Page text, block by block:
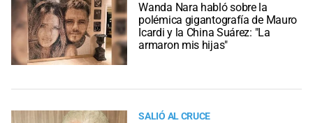
Wanda Nara habló sobre la
polémica gigantografía de Mauro
Icardi y la China Suárez: "La
armaron mis hijas"
SALIÓ AL CRUCE